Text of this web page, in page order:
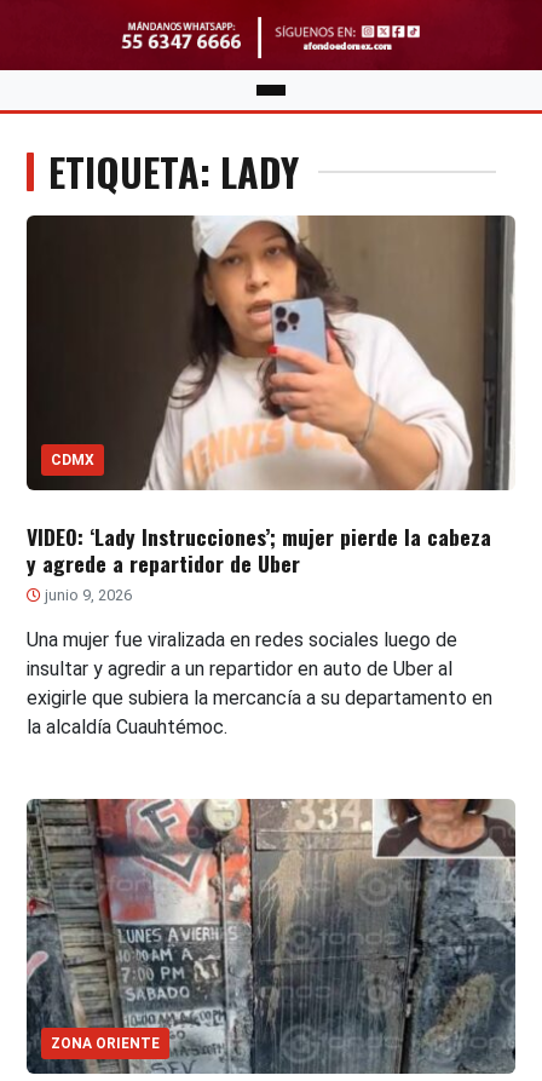
ETIQUETA: LADY
CDMX
VIDEO: ‘Lady Instrucciones’; mujer pierde la cabeza
y agrede a repartidor de Uber
junio 9, 2026
Una mujer fue viralizada en redes sociales luego de
insultar y agredir a un repartidor en auto de Uber al
exigirle que subiera la mercancía a su departamento en
la alcaldía Cuauhtémoc.
ZONA ORIENTE